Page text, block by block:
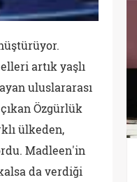
artık yaşlı
uluslararası
Özgürlük
ülkeden,
Madleen'in
da verdiği